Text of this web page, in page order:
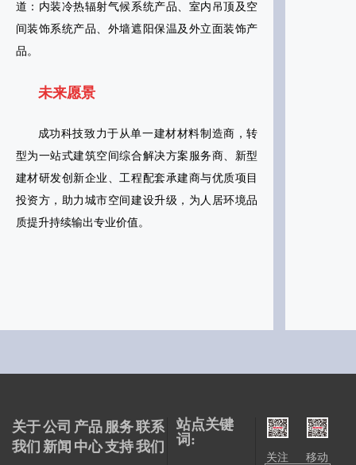
道：内装冷热辐射气候系统产品、室内吊顶及空
间装饰系统产品、外墙遮阳保温及外立面装饰产
品。
未来愿景
成功科技致力于从单一建材材料制造商，转
型为一站式建筑空间综合解决方案服务商、新型
建材研发创新企业、工程配套承建商与优质项目
投资方，助力城市空间建设升级，为人居环境品
质提升持续输出专业价值。
关于
我们
公司
新闻
产品
中心
服务
支持
联系
我们
站点关键
词:
关注
移动